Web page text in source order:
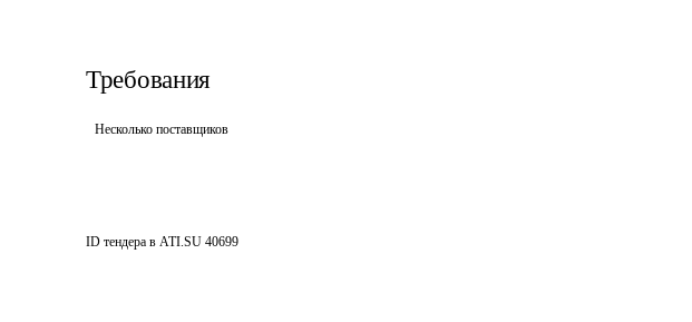
Требования
Несколько поставщиков
ID тендера в ATI.SU 40699